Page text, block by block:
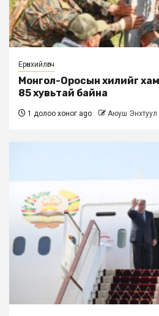
Ерөнхийлөгч
Монгол-Оросын хилийг
85 хувьтай байна
1 долоо хоног ago Аюуш Энхтуул